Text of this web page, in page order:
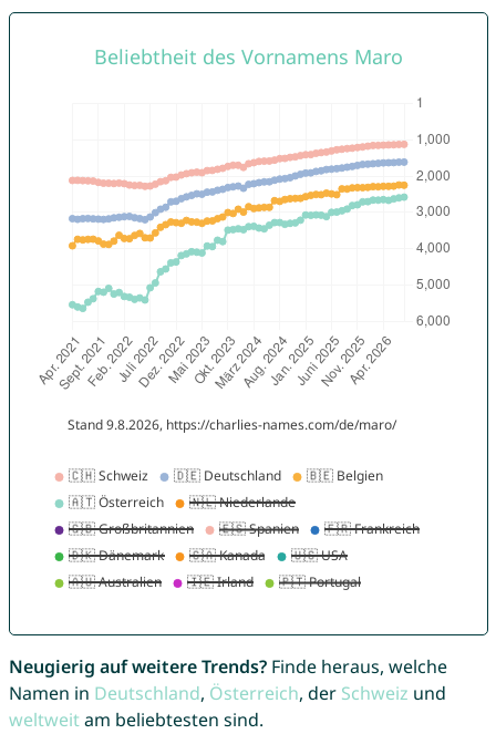
Neugierig auf weitere Trends?Finde heraus, welche
Namen in Deutschland, Österreich, der Schweiz und
weltweitam beliebtesten sind.